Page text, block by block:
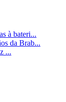
à bateri...
da Brab...
...